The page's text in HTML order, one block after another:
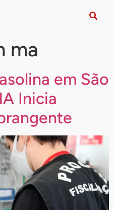
ma
em São
Inicia